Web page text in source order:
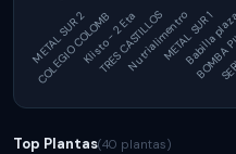
Top Plantas(40 plantas)